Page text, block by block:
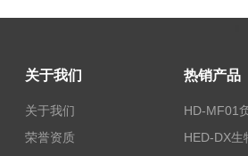
关于我们
关于我们
荣誉资质
热销产品